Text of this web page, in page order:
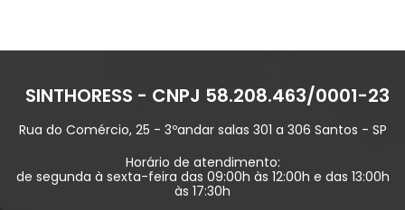
SINTHORESS - CNPJ 58.208.463/0001-23
Rua do Comércio, 25 - 3ºandar salas 301 a 306 Santos - SP
Horário de atendimento:
de segunda à sexta-feira das 09:00h às 12:00h e das 13:00h
às 17:30h